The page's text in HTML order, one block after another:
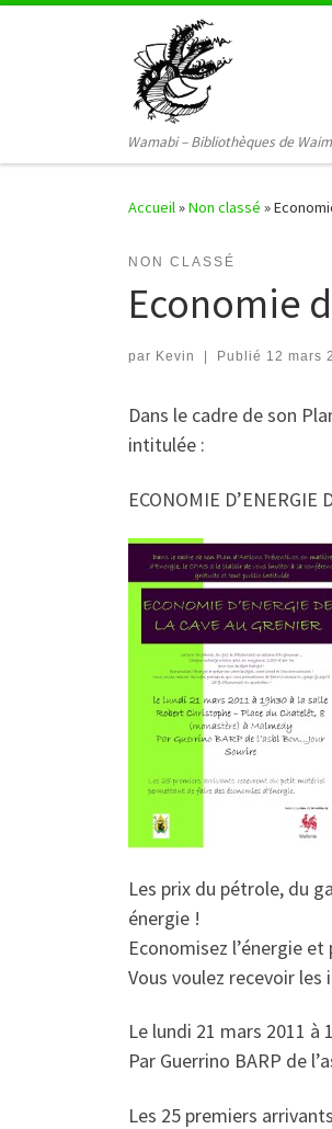
Wamabi – Bibliothèques de
Accueil»Non classé »
NON CLASSÉ
Economie
par Kevin Publié 12 mars
Dans le cadre de son
intitulée :
ECONOMIE D’ENERGIE
Les prix du pétrole, du
énergie !
Economisez l’énergie
Vous voulez recevoir
Le lundi 21 mars 2011
Par Guerrino BARP de
Les 25 premiers